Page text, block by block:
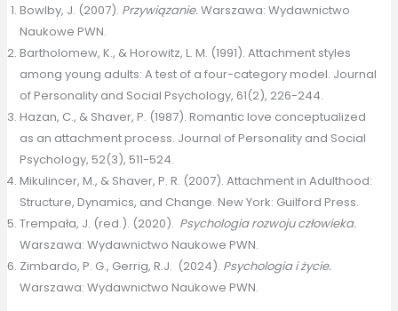
Bowlby, J. (2007). Przywiązanie.Warszawa: Wydawnictwo
Naukowe PWN.
Bartholomew, K., & Horowitz, L. M. (1991). Attachment styles
among young adults: A test of a four-category model. Journal
of Personality and Social Psychology, 61(2), 226-244.
Hazan, C., & Shaver, P. (1987). Romantic love conceptualized
as an attachment process. Journal of Personality and Social
Psychology, 52(3), 511-524.
Mikulincer, M., & Shaver, P. R. (2007). Attachment in Adulthood:
Structure, Dynamics, and Change. New York: Guilford Press.
Trempała, J. (red.). (2020). Psychologia rozwoju człowieka.
Warszawa: Wydawnictwo Naukowe PWN.
Zimbardo, P. G., Gerrig, R.J. (2024). Psychologia i życie.
Warszawa: Wydawnictwo Naukowe PWN.